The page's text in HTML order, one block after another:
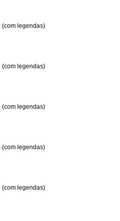
(com legendas)
(com legendas)
(com legendas)
(com legendas)
(com legendas)